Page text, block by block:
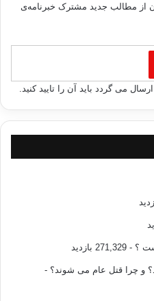
از مطالب جدید مشترک خبرنامه‌ی
می گردد باید آن را تایید کنید.
؟ - 271,329 بازدید
و چرا قتل عام می شوند؟ -